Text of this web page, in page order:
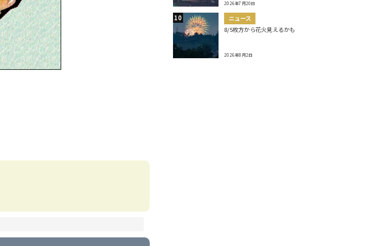
2026年7月20日
ニュース
8/5枚方から花火見えるかも
2026年8月2日